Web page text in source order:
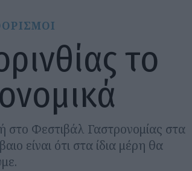
το
στο Φεστιβάλ Γαστρονομίας στα
είναι ότι στα ίδια μέρη θα